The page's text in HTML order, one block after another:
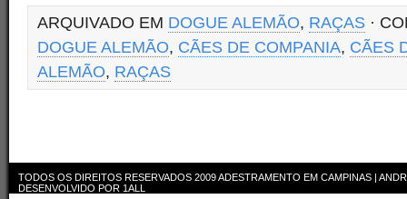
ARQUIVADO EM DOGUE ALEMÃO, RAÇAS ·
DOGUE ALEMÃO, CÃES DE COMPANIA, CÃES
ALEMÃO, RAÇAS
TODOS OS DIREITOS RESERVADOS 2009ADESTRAMENTO EM CAMPINAS |
DESENVOLVIDO POR 1ALL